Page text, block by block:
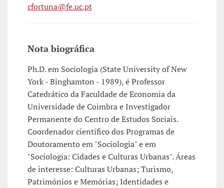
cfortuna@fe.uc.pt
Nota biográfica
Ph.D. em Sociologia (State University of New
York - Binghamton - 1989), é Professor
Catedrático da Faculdade de Economia da
Universidade de Coimbra e Investigador
Permanente do Centro de Estudos Sociais.
Coordenador científico dos Programas de
Doutoramento em "Sociologia" e em
"Sociologia: Cidades e Culturas Urbanas". Áreas
de interesse: Culturas Urbanas; Turismo,
Patrimónios e Memórias; Identidades e